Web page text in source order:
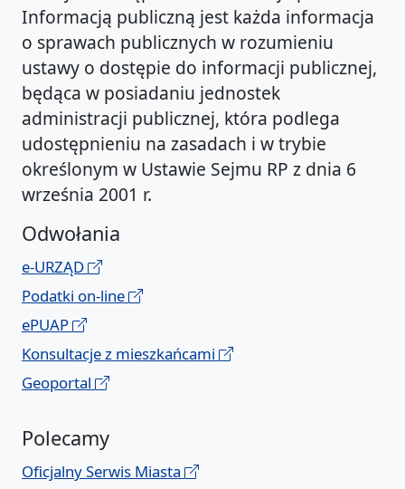
Informacją publiczną jest każda informacja
o sprawach publicznych w rozumieniu
ustawy o dostępie do informacji publicznej,
będąca w posiadaniu jednostek
administracji publicznej, która podlega
udostępnieniu na zasadach i w trybie
określonym w Ustawie Sejmu RP z dnia 6
września 2001 r.
Odwołania
e-URZĄD
Podatki on-line
ePUAP
Konsultacje z mieszkańcami
Geoportal
Polecamy
Oficjalny Serwis Miasta